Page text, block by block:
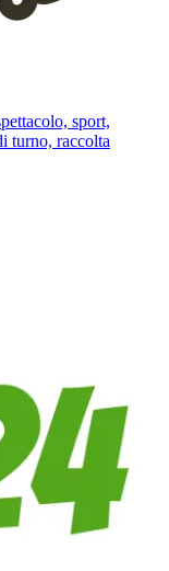
sport,
turno, raccolta